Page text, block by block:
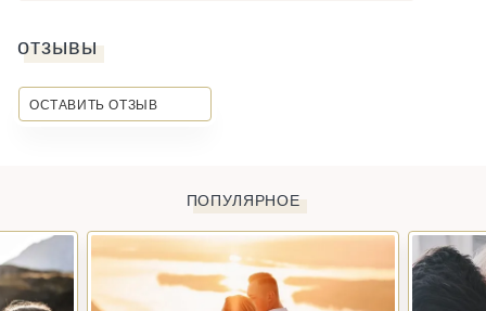
отзывы
ОСТАВИТЬ ОТЗЫВ
ПОПУЛЯРНОЕ